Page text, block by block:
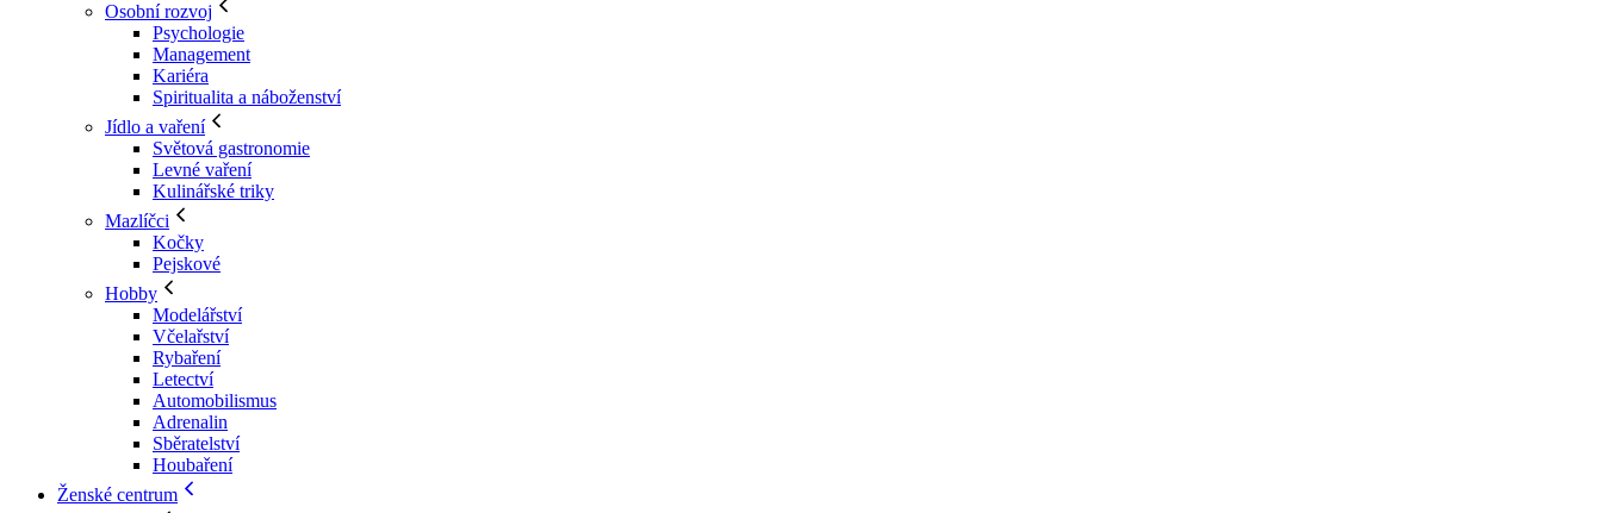
Osobní rozvoj
Psychologie
Management
Kariéra
Spiritualita a náboženství
Jídlo a vaření
Světová gastronomie
Levné vaření
Kulinářské triky
Mazlíčci
Kočky
Pejskové
Hobby
Modelářství
Včelařství
Rybaření
Letectví
Automobilismus
Adrenalin
Sběratelství
Houbaření
Ženské centrum